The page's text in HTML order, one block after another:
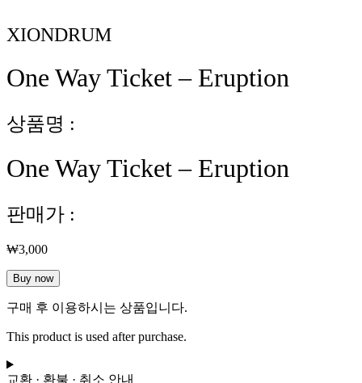
XIONDRUM
One Way Ticket – Eruption
상품명 :
One Way Ticket – Eruption
판매가 :
₩3,000
One
Way
Ticket
Eruption
량
Buy now
구매 후 이용하시는 상품입니다.
This product is used after purchase.
교환 · 환불 · 취소 안내